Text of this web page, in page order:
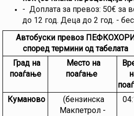
- Доплата за превоз: 50€ за
до 12 год. Деца до 2 год. -
Автобуски превоз
според термини од табелата
Град на
поаѓање
Mесто на
поаѓање
Куманово
(бензинска
Макпетрол -